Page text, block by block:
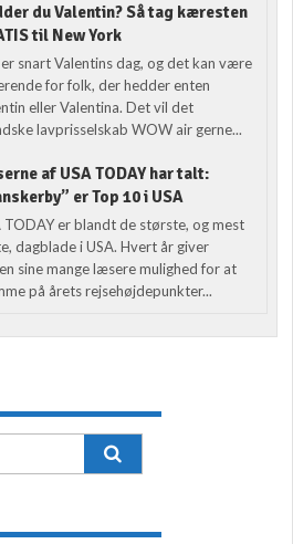
du Valentin? Så tag kæresten
til New York
snart Valentins dag, og det kan være
for folk, der hedder enten
eller Valentina. Det vil det
lavprisselskab WOW air gerne...
af USA TODAY har talt:
er Top 10 i USA
TODAY er blandt de største, og mest
dagblade i USA. Hvert år giver
sine mange læsere mulighed for at
på årets rejsehøjdepunkter...